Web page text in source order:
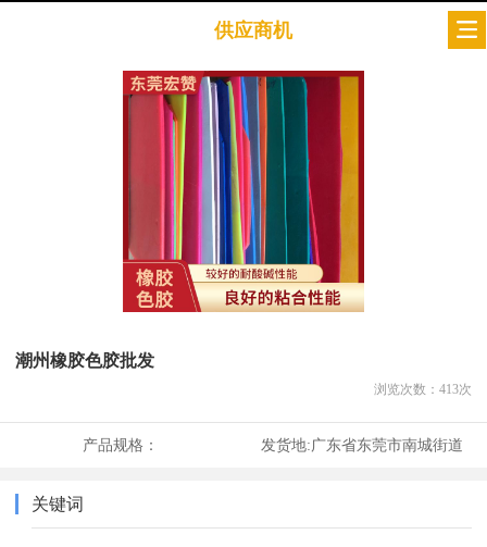
供应商机
潮州橡胶色胶批发
浏览次数： 413次
产品规格： 发货地:广东省东莞市南城街道
关键词